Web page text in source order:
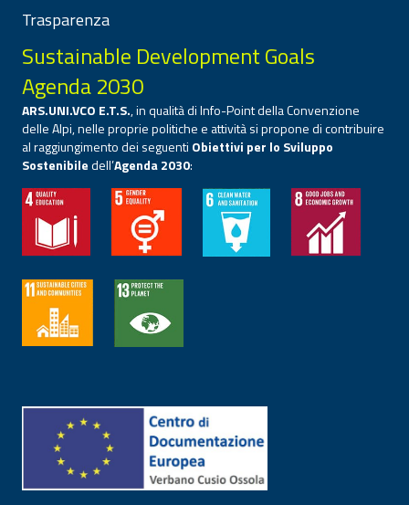
Trasparenza
Sustainable Development Goals
Agenda 2030
ARS.UNI.VCO E.T.S., in qualità di Info-Point della Convenzione
delle Alpi, nelle proprie politiche e attività si propone di contribuire
al raggiungimento dei seguenti Obiettivi per lo Sviluppo
Sostenibiledell’Agenda 2030: